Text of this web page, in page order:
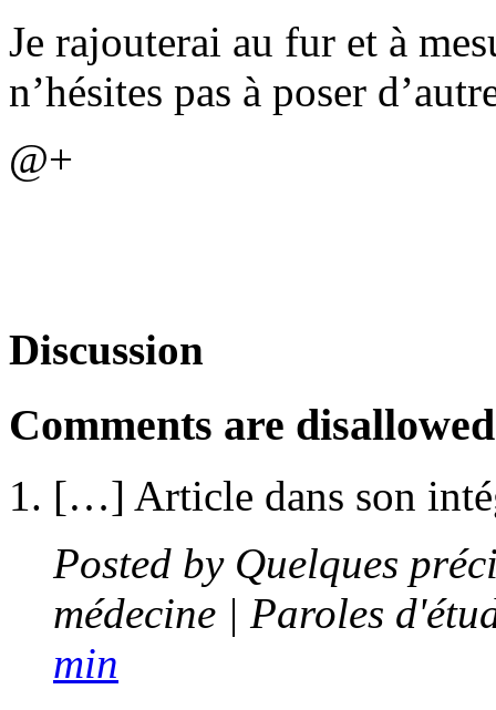
Je rajouterai au fur et à
n’hésites pas à poser
@+
Discussion
Comments are
[…] Article dans son
Posted by Quelques
médecine | Paroles
min